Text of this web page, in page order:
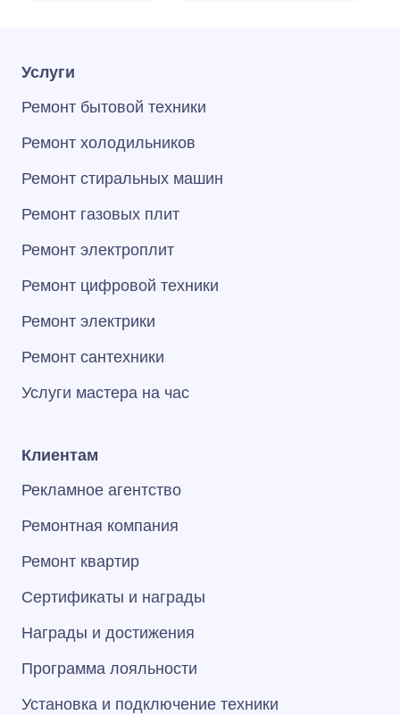
Услуги
Ремонт бытовой техники
Ремонт холодильников
Ремонт стиральных машин
Ремонт газовых плит
Ремонт электроплит
Ремонт цифровой техники
Ремонт электрики
Ремонт сантехники
Услуги мастера на час
Клиентам
Рекламное агентство
Ремонтная компания
Ремонт квартир
Сертификаты и награды
Награды и достижения
Программа лояльности
Установка и подключение техники